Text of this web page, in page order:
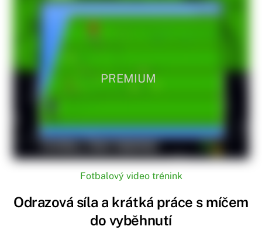
PREMIUM
Fotbalový video trénink
Odrazová síla a krátká práce s míčem
do vyběhnutí